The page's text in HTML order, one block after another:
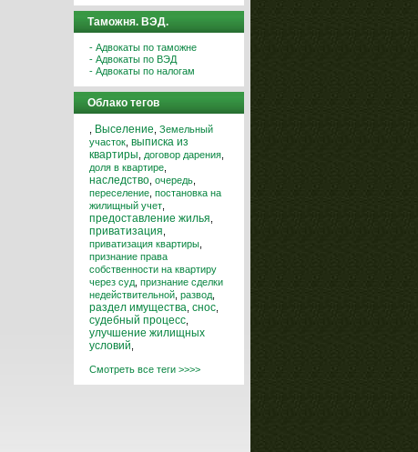
Таможня. ВЭД.
- Адвокаты по таможне
- Адвокаты по ВЭД
- Адвокаты по налогам
Облако тегов
Выселение Земельный
участок выписка из
квартиры
договор дарения
доля в квартире
наследство очередь
переселение постановка на
жилищный учет
предоставление жилья
приватизация
приватизация квартиры
признание права
собственности на квартиру
через суд признание сделки
недействительной развод
раздел имущества снос
судебный процесс
улучшение жилищных
условий
Смотреть все теги >>>>